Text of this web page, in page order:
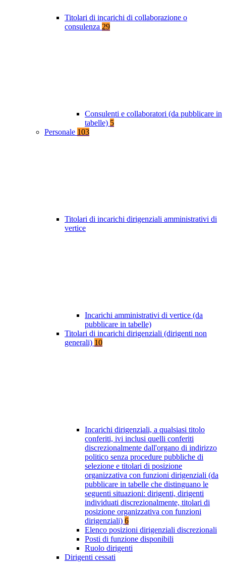
Titolari di incarichi di collaborazione o
consulenza 29
Consulenti e collaboratori (da pubblicare in
tabelle) 5
Personale 103
Titolari di incarichi dirigenziali amministrativi di
vertice
Incarichi amministrativi di vertice (da
pubblicare in tabelle)
Titolari di incarichi dirigenziali (dirigenti non
generali) 10
Incarichi dirigenziali, a qualsiasi titolo
conferiti, ivi inclusi quelli conferiti
discrezionalmente dall'organo di indirizzo
politico senza procedure pubbliche di
selezione e titolari di posizione
organizzativa con funzioni dirigenziali (da
pubblicare in tabelle che distinguano le
seguenti situazioni: dirigenti, dirigenti
individuati discrezionalmente, titolari di
posizione organizzativa con funzioni
dirigenziali) 6
Elenco posizioni dirigenziali discrezionali
Posti di funzione disponibili
Ruolo dirigenti
Dirigenti cessati